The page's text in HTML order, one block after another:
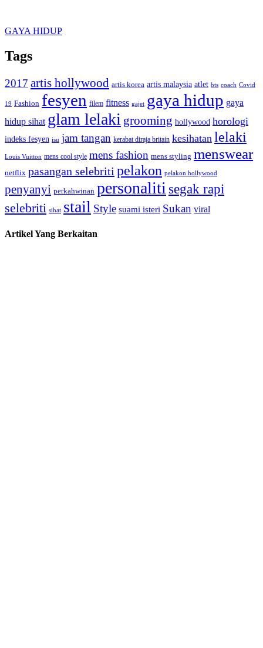
GAYA HIDUP
Tags
2017 artis hollywood artis korea artis malaysia atlet bts coach Covid
19 Fashion fesyen filem fitness gajet gaya hidup gaya
hidup sihat glam lelaki grooming hollywood horologi
indeks fesyen isu jam tangan kerabat diraja britain kesihatan lelaki
Louis Vuitton mens cool style mens fashion mens styling menswear
netflix pasangan selebriti pelakon pelakon hollywood
penyanyi perkahwinan personaliti segak rapi
selebriti sihat stail Style suami isteri Sukan viral
Artikel Yang Berkaitan